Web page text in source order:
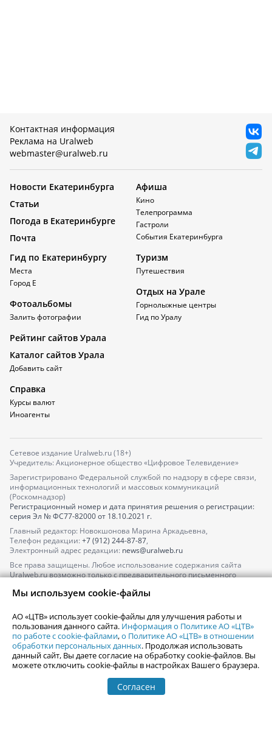
Контактная информация
Реклама на Uralweb
webmaster@uralweb.ru
Новости Екатеринбурга
Статьи
Погода в Екатеринбурге
Почта
Афиша
Кино
Телепрограмма
Гастроли
События Екатеринбурга
Гид по Екатеринбургу
Места
Город Е
Фотоальбомы
Залить фотографии
Туризм
Путешествия
Отдых на Урале
Горнолыжные центры
Гид по Уралу
Рейтинг сайтов Урала
Каталог сайтов Урала
Добавить сайт
Справка
Курсы валют
Иноагенты
Сетевое издание Uralweb.ru (18+)
Учредитель: Акционерное общество «Цифровое Телевидение»
Зарегистрировано Федеральной службой по надзору в сфере связи,
информационных технологий и массовых коммуникаций
(Роскомнадзор)
Регистрационный номер и дата принятия решения о регистрации:
серия Эл № ФС77-82000от 18.10.2021 г.
Главный редактор: Новокшонова Марина Аркадьевна,
Телефон редакции: +7 (912) 244-87-87,
Электронный адрес редакции: news@uralweb.ru
Все права защищены. Любое использование содержания сайта
Uralweb.ru возможно только с предварительного письменного
По вопросам размещения рекламы обращайтесь по тел.
По вопросам размещения информации в разделе «Афиша»
afisha@uralweb.ru
Пользовательское соглашение на использование сайта
Политика АО «ЦТВ» в отношении обработки персональных данных
Мы используем cookie-файлы
АО «ЦТВ» использует cookie-файлы для улучшения работы и
пользования данного сайта. Информация о Политике АО «ЦТВ»
по работе с cookie-файлами,о Политике АО «ЦТВ» в отношении
обработки персональных данных. Продолжая использовать
данный сайт, Вы даете согласие на обработку cookie-файлов. Вы
можете отключить cookie-файлы в настройках Вашего браузера.
Согласен